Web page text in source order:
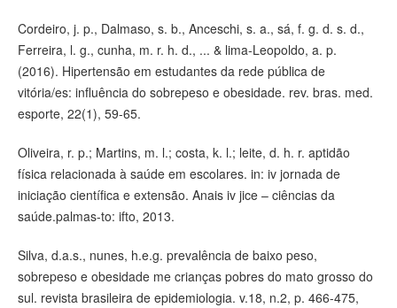
Cordeiro, j. p., Dalmaso, s. b., Anceschi, s. a., sá, f. g. d. s. d.,
Ferreira, l. g., cunha, m. r. h. d., ... & lima-Leopoldo, a. p.
(2016). Hipertensão em estudantes da rede pública de
vitória/es: influência do sobrepeso e obesidade. rev. bras. med.
esporte, 22(1), 59-65.
Oliveira, r. p.; Martins, m. l.; costa, k. l.; leite, d. h. r. aptidão
física relacionada à saúde em escolares. in: iv jornada de
iniciação científica e extensão. Anais iv jice – ciências da
saúde.palmas-to: ifto, 2013.
Silva, d.a.s., nunes, h.e.g. prevalência de baixo peso,
sobrepeso e obesidade me crianças pobres do mato grosso do
sul. revista brasileira de epidemiologia. v.18, n.2, p. 466-475,